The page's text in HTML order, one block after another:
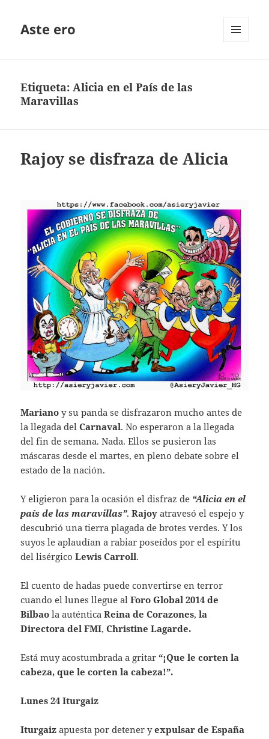
Aste ero
Etiqueta:Alicia en el País de las
Maravillas
Rajoy se disfraza de Alicia
Mariano y su panda se disfrazaron mucho antes de
la llegada del Carnaval. No esperaron a la llegada
del fin de semana. Nada. Ellos se pusieron las
máscaras desde el martes, en pleno debate sobre el
estado de la nación.
Y eligieron para la ocasión el disfraz de “Alicia en el
país de las maravillas”.Rajoy atravesó el espejo y
descubrió una tierra plagada de brotes verdes. Y los
suyos le aplaudían a rabiar poseídos por el espíritu
del lisérgicoLewis Carroll.
El cuento de hadas puede convertirse en terror
cuando el lunes llegue alForo Global 2014 de
Bilbao la auténticaReina de Corazones,la
Directora del FMI,Christine Lagarde.
Está muy acostumbrada a gritar“¡Que le corten la
cabeza, que le corten la cabeza!”.
Lunes 24 Iturgaiz
Iturgaizapuesta por detener yexpulsar de España